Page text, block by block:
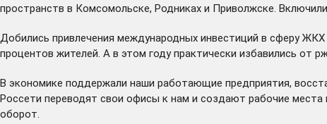
пространств в Комсомольске, Родниках и Приволжске.
Добились привлечения международных инвестиций в сферу
процентов жителей. А в этом году практически избавились от
В экономике поддержали наши работающие предприятия,
Россети переводят свои офисы к нам и создают рабочие
оборот.